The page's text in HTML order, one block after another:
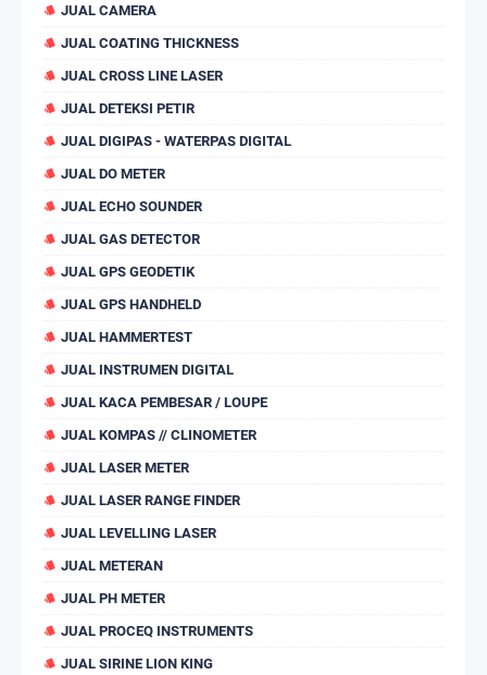
JUAL CAMERA
JUAL COATING THICKNESS
JUAL CROSS LINE LASER
JUAL DETEKSI PETIR
JUAL DIGIPAS - WATERPAS DIGITAL
JUAL DO METER
JUAL ECHO SOUNDER
JUAL GAS DETECTOR
JUAL GPS GEODETIK
JUAL GPS HANDHELD
JUAL HAMMERTEST
JUAL INSTRUMEN DIGITAL
JUAL KACA PEMBESAR / LOUPE
JUAL KOMPAS // CLINOMETER
JUAL LASER METER
JUAL LASER RANGE FINDER
JUAL LEVELLING LASER
JUAL METERAN
JUAL PH METER
JUAL PROCEQ INSTRUMENTS
JUAL SIRINE LION KING